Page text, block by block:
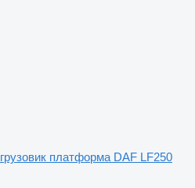
грузовик платформа DAF LF250